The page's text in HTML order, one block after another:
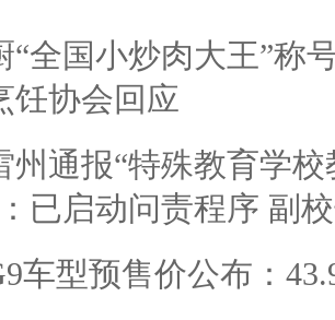
“全国小炒肉大王”称
饪协会回应
州通报“特殊教育学
已启动问责程序 副
车型预售价公布：